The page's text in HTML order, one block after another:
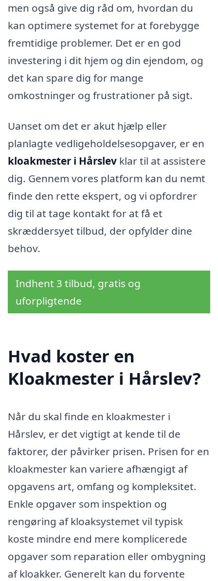
men også give dig råd om, hvordan du
kan optimere systemet for at forebygge
fremtidige problemer. Det er en god
investering i dit hjem og din ejendom, og
det kan spare dig for mange
omkostninger og frustrationer på sigt.
Uanset om det er akut hjælp eller
planlagte vedligeholdelsesopgaver, er en
kloakmester i Hårslev klar til at assistere
dig. Gennem vores platform kan du nemt
finde den rette ekspert, og vi opfordrer
dig til at tage kontakt for at få et
skræddersyet tilbud, der opfylder dine
behov.
Indhent 3 tilbud, gratis og
uforpligtende
Hvad koster en
Kloakmester i Hårslev?
Når du skal finde en kloakmester i
Hårslev, er det vigtigt at kende til de
faktorer, der påvirker prisen. Prisen for en
kloakmester kan variere afhængigt af
opgavens art, omfang og kompleksitet.
Enkle opgaver som inspektion og
rengøring af kloaksystemet vil typisk
koste mindre end mere komplicerede
opgaver som reparation eller ombygning
af kloakker. Generelt kan du forvente